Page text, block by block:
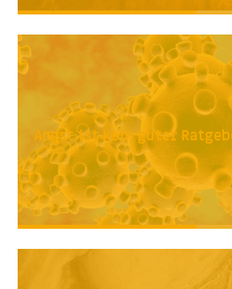
Angst ist kein guter